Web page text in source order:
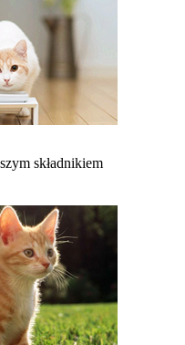
składnikiem